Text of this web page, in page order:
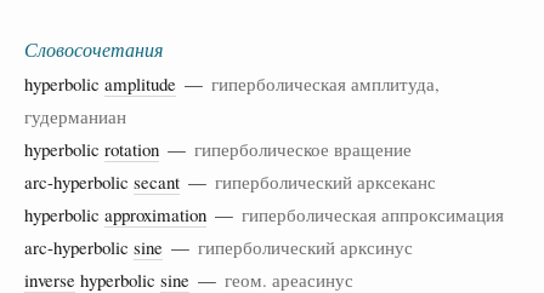
Словосочетания
hyperbolic amplitude — гиперболическая амплитуда,
гудерманиан
hyperbolic rotation — гиперболическое вращение
arc-hyperbolic secant — гиперболический арксеканс
hyperbolic approximation — гиперболическая аппроксимация
arc-hyperbolic sine — гиперболический арксинус
inverse hyperbolic sine — геом. ареасинус